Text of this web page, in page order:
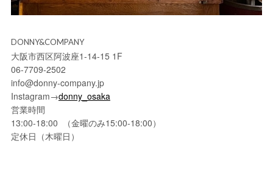
DONNY&COMPANY
大阪市西区阿波座1-14-15 1F
06-7709-2502
info@donny-company.jp
Instagram→donny_osaka
営業時間
13:00-18:00 （金曜のみ15:00-18:00）
定休日（木曜日）